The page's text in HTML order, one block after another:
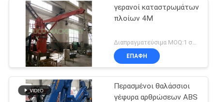
γερανοί καταστρωμάτων
πλοίων 4M
Διαπραγματεύσιμα MOQ:1 σύνολο
ΕΠΑΦΉ
Περασμένοι θαλάσσιοι
γέφυρα αρθρώσεων ABS